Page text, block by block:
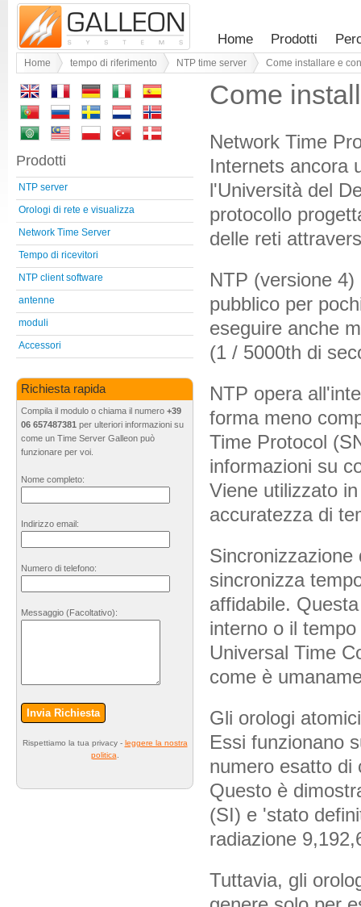
Home Prodotti
Home tempo di riferimento NTP time server Come installare e
Come
Network Time
Internets ancora
l'Università del
protocollo
delle reti
NTP (versione
pubblico per
eseguire anche
(1 / 5000th di
NTP opera
forma meno
Time Protocol
informazioni su
Viene utilizzato
accuratezza di
sincronizza
affidabile.
interno o il
Universal Time
come è
Gli orologi
Essi funzionano
numero esatto di
Questo è
(SI) e 'stato
radiazione
Tuttavia, gli
Prodotti
NTP server
Orologi di rete e visualizza
Network Time Server
Tempo di ricevitori
NTP client software
antenne
moduli
Accessori
Richiesta rapida
Compila il modulo o chiama il numero +39
06 657487381 per ulteriori informazioni su
come un Time Server Galleon può
funzionare per voi.
Nome completo:
Indirizzo email:
Numero di telefono:
Messaggio (Facoltativo):
Invia Richiesta
Rispettiamo la tua privacy - leggere la nostra
politica.